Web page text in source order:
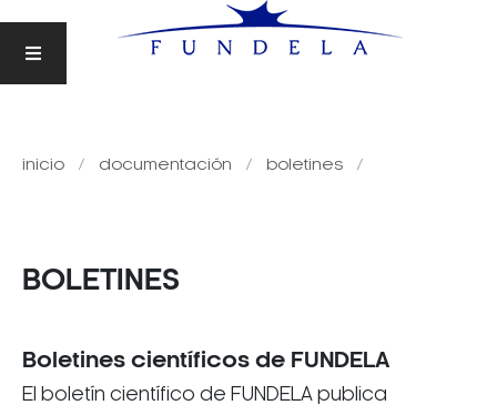
inicio documentación boletines
BOLETINES
Boletines científicos de FUNDELA
El boletín científico de FUNDELA publica